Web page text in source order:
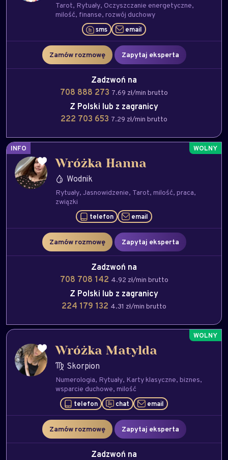
Tarot Rytuały Oczyszczanie energetyczne
milość finanse rozwój duchowy
sms email
Zamów rozmowę Zapytaj eksperta
Zadzwoń na
708 888 273 7.69 zł/min brutto
Z Polski lub z zagranicy
222 703 653 7.29 zł/min brutto
INFO
Wróżka Hanna
Wodnik
Rytuały Jasnowidzenie Tarot milość praca
związki
telefon email
Zamów rozmowę Zapytaj eksperta
Zadzwoń na
708 708 142 4.92 zł/min brutto
Z Polski lub z zagranicy
224 179 132 4.31 zł/min brutto
Wróżka Matylda
Skorpion
Numerologia Rytuały Karty klasyczne biznes
wsparcie duchowe milość
telefon chat email
Zamów rozmowę Zapytaj eksperta
Zadzwoń na